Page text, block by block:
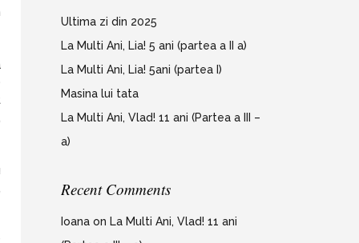
Ultima zi din 2025
La Multi Ani, Lia! 5 ani (partea a II a)
La Multi Ani, Lia! 5ani (partea I)
Masina lui tata
La Multi Ani, Vlad! 11 ani (Partea a III –
a)
Recent Comments
Ioana on La Multi Ani, Vlad! 11 ani